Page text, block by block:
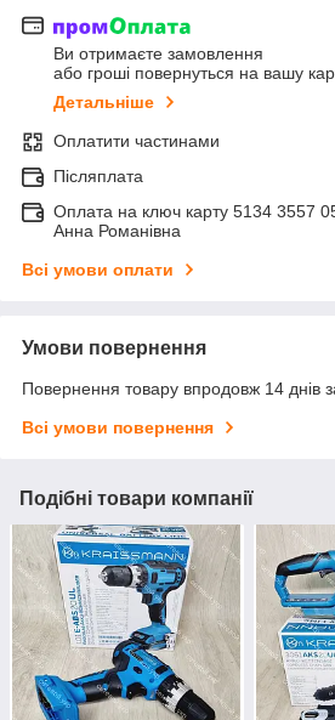
Ви отримаєте замовлення
або гроші повернуться на вашу
Детальніше
Оплатити частинами
Післяплата
Оплата на ключ карту 5134 3557
Анна Романівна
Всі умови оплати
Умови повернення
Повернення товару впродовж 14 днів
Всі умови повернення
Подібні товари компанії